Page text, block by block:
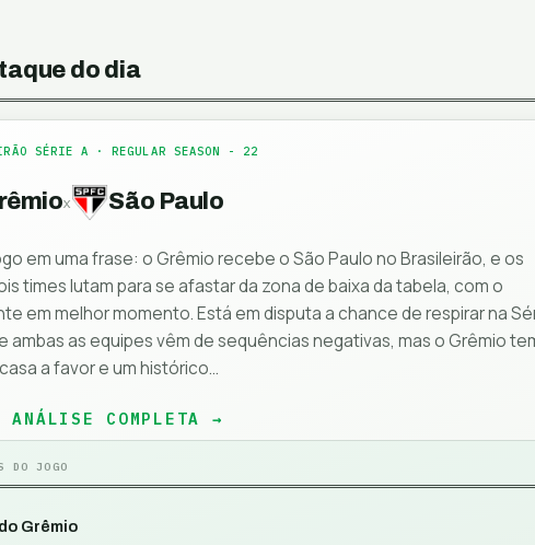
do dia
SÉRIE A · REGULAR SEASON - 22
x São Paulo
em uma frase: o Grêmio recebe o São Paulo no Brasileirão, e os
times lutam para se afastar da zona de baixa da tabela, com o
em melhor momento. Está em disputa a chance de respirar na
ambas as equipes vêm de sequências negativas, mas o Grêmio
a favor e um histórico…
ANÁLISE COMPLETA →
DO JOGO
Grêmio